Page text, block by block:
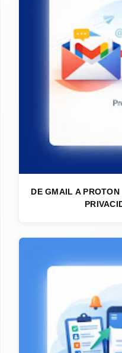
DE GMAIL A